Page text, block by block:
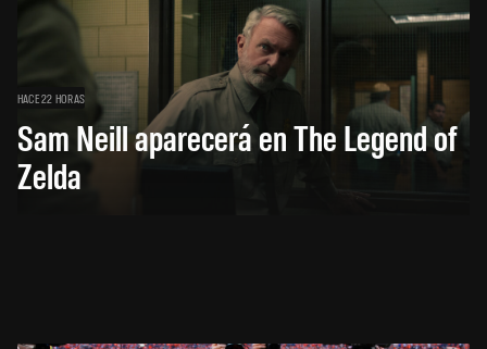
HACE 22 HORAS
Sam Neill aparecerá en The Legend of
Zelda